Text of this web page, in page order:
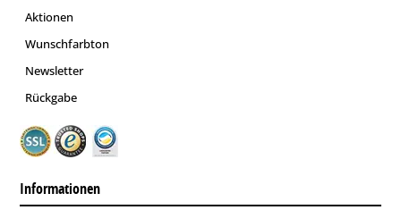
Aktionen
Wunschfarbton
Newsletter
Rückgabe
Informationen